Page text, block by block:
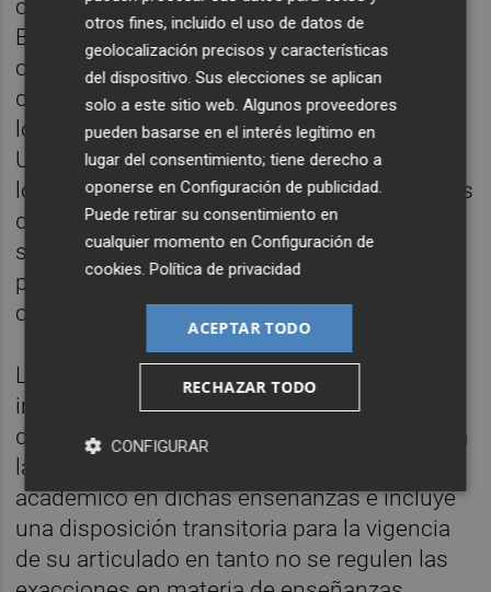
certificados. Por ejemplo, el título de
Bachillerato pasa a costar 45,35 euros, 85
céntimos más. El título superior de arte
dramático tendrá un precio de 128,6 euros,
lo que supone un incremento de 2,4 euros.
Una subida similar también experimentan
los títulos superiores de danza y música. Los
duplicados de títulos de educación
secundaria o formación profesional básica,
por su parte, cuentan con una subida de 23
céntimos, hasta los 12,33 euros.
La ley de Acompañamiento, además,
introduce una exención a la tasa en materia
de enseñanzas artísticas superiores ligada a
la obtención del premio al rendimiento
académico en dichas enseñanzas e incluye
una disposición transitoria para la vigencia
de su articulado en tanto no se regulen las
otros fines, incluido el uso de datos de
geolocalización precisos y características
del dispositivo. Sus elecciones se aplican
solo a este sitio web. Algunos proveedores
pueden basarse en el interés legítimo en
lugar del consentimiento; tiene derecho a
oponerse enConfiguración de publicidad
Puede retirar su consentimiento en
cualquier momento enConfiguración de
cookies .Política de privacidad
ACEPTAR TODO
RECHAZAR TODO
CONFIGURAR